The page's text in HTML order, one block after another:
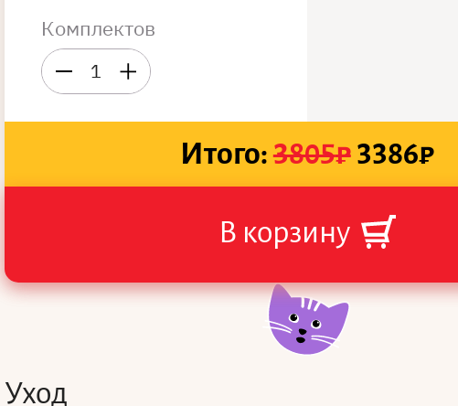
Комплектов
1
Итого:3805₽3386₽
В корзину
Уход